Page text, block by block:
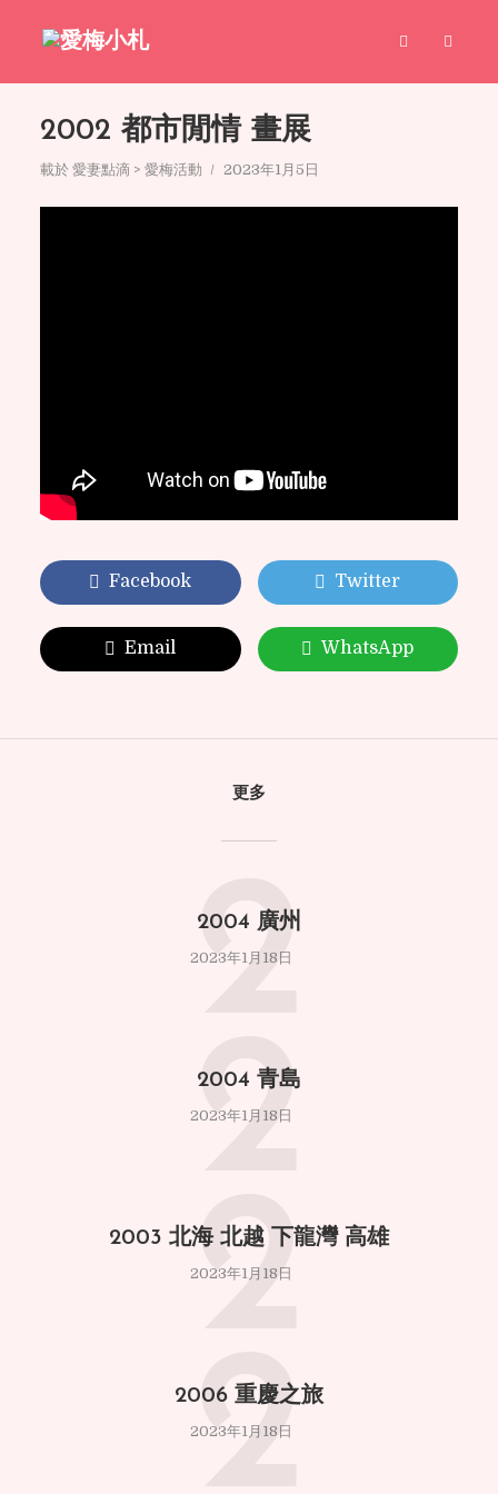
2002 都市閒情 畫展
載於 愛妻點滴 > 愛梅活動 2023年1月5日
Facebook Twitter
Email WhatsApp
更多
2004 廣州
2023年1月18日
2
2004 青島
2023年1月18日
2
2003 北海 北越 下龍灣 高雄
2023年1月18日
2
2006 重慶之旅
2023年1月18日
2